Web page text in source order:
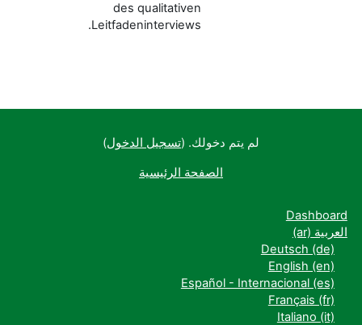
des qualitativen
Leitfadeninterviews.
لم يتم دخولك. (تسجيل الدخول)
الصفحة الرئيسية
Dashboard
العربية ‎(ar)‎
Deutsch ‎(de)‎
English ‎(en)‎
Español - Internacional ‎(es)‎
Français ‎(fr)‎
Italiano ‎(it)‎